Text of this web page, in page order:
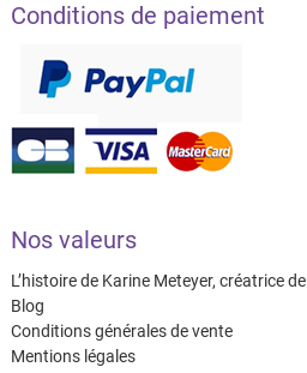
Conditions de paiement
Nos valeurs
L’histoire de Karine Meteyer, créatrice
Blog
Conditions générales de vente
Mentions légales